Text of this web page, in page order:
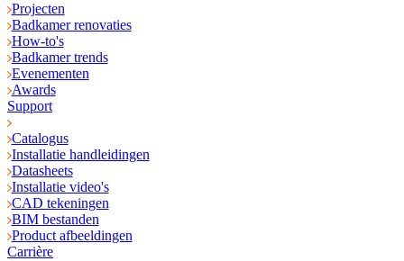
Projecten
Badkamer renovaties
How-to's
Badkamer trends
Evenementen
Awards
Support
Catalogus
Installatie handleidingen
Datasheets
Installatie video's
CAD tekeningen
BIM bestanden
Product afbeeldingen
Carrière